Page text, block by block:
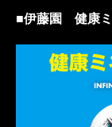
■伊藤園 健康ミ